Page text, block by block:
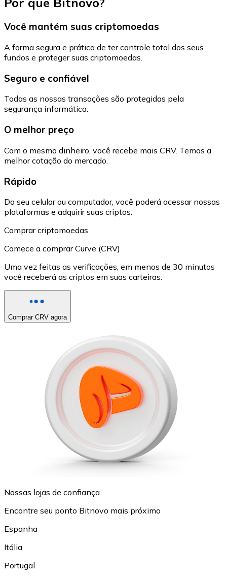
Você mantém suas criptomoedas
A forma segura e prática de ter controle total dos seus
fundos e proteger suas criptomoedas.
Seguro e confiável
Todas as nossas transações são protegidas pela
segurança informática.
O melhor preço
Com o mesmo dinheiro, você recebe mais CRV. Temos a
melhor cotação do mercado.
Rápido
Do seu celular ou computador, você poderá acessar nossas
plataformas e adquirir suas criptos.
Comprar criptomoedas
Comece a comprar Curve (CRV)
Uma vez feitas as verificações, em menos de 30 minutos
você receberá as criptos em suas carteiras.
Comprar CRV agora
Nossas lojas de confiança
Encontre seu ponto Bitnovo mais próximo
Espanha
Itália
Portugal